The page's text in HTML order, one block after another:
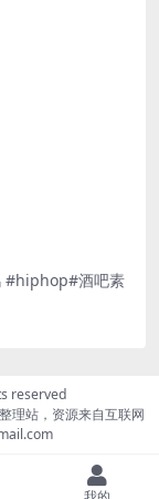
#hiphop#酒吧素
reserved
理站，资源来自互联网